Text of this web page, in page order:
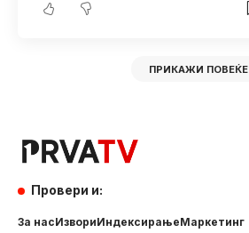
ПРИКАЖИ ПОВЕЌЕ
Провери и:
За насИзвориИндексирањеМаркетинг